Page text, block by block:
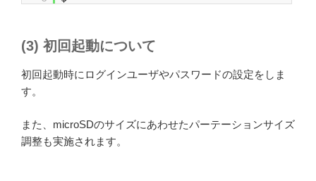
(3) 初回起動について
初回起動時にログインユーザやパスワードの設定をしま
す。
また、microSDのサイズにあわせたパーテーションサイズ
調整も実施されます。